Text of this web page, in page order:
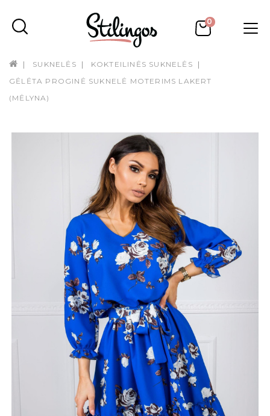
0
SUKNELĖS
KOKTEILINĖS SUKNELĖS
GĖLĖTA PROGINĖ SUKNELĖ MOTERIMS LAKERT
(MĖLYNA)